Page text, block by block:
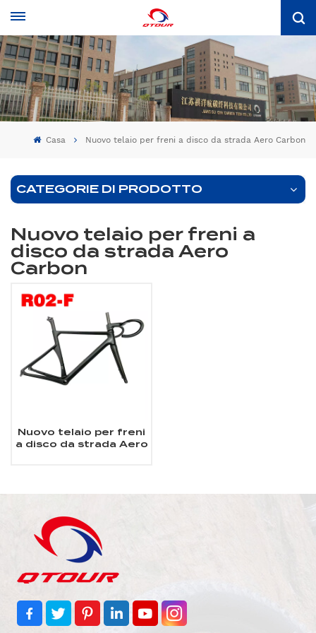
Casa Nuovo telaio per freni a disco da strada Aero Carbon
CATEGORIE DI PRODOTTO
Nuovo telaio per freni a
disco da strada Aero
Carbon
Nuovo telaio per freni
a disco da strada Aero